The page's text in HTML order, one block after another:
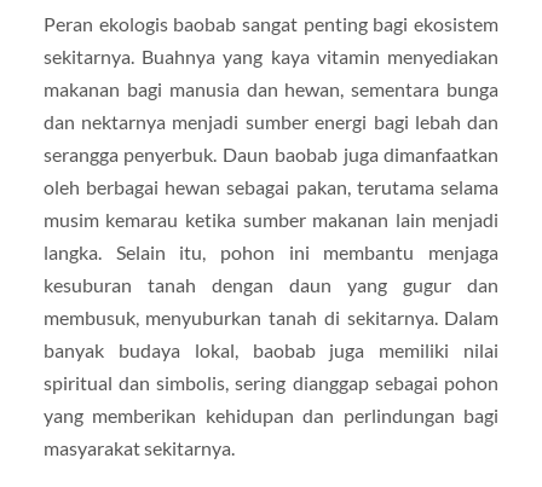
Peran ekologis baobab sangat penting bagi ekosistem
sekitarnya. Buahnya yang kaya vitamin menyediakan
makanan bagi manusia dan hewan, sementara bunga
dan nektarnya menjadi sumber energi bagi lebah dan
serangga penyerbuk. Daun baobab juga dimanfaatkan
oleh berbagai hewan sebagai pakan, terutama selama
musim kemarau ketika sumber makanan lain menjadi
langka. Selain itu, pohon ini membantu menjaga
kesuburan tanah dengan daun yang gugur dan
membusuk, menyuburkan tanah di sekitarnya. Dalam
banyak budaya lokal, baobab juga memiliki nilai
spiritual dan simbolis, sering dianggap sebagai pohon
yang memberikan kehidupan dan perlindungan bagi
masyarakat sekitarnya.